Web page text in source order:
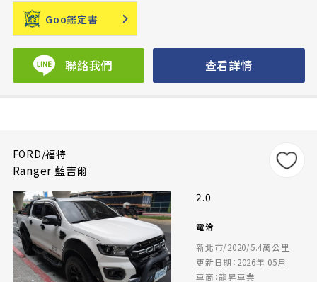
Goo鑑定書
聯絡我們 查看詳情
FORD/福特
Ranger 藍吉爾
2.0
電洽
新北市/2020/5.4萬公里
更新日期：2026年 05月
車商：龍昇車業